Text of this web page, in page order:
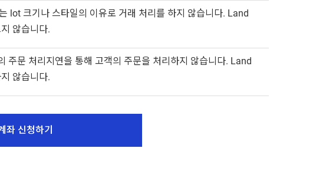
lot 크기나 스타일의 이유로 거래 처리를 하지 않습니다. Land
않습니다.
주문 처리지연을 통해 고객의 주문을 처리하지 않습니다. Land
않습니다.
좌 신청하기